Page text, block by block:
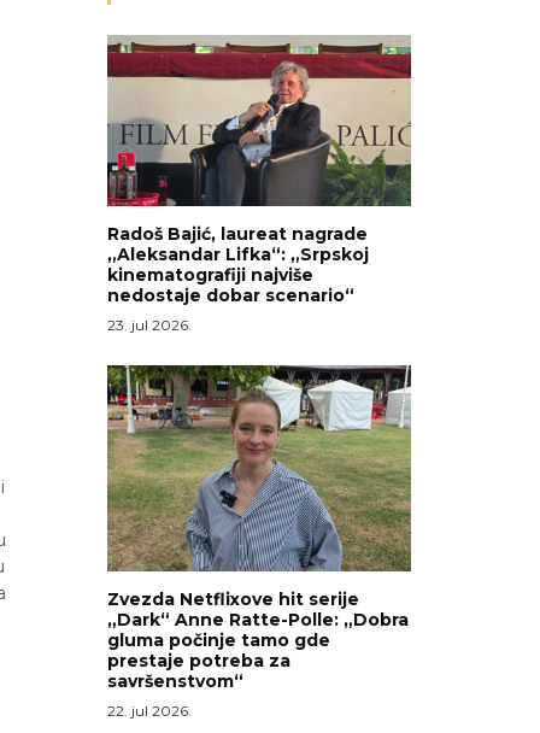
Radoš Bajić, laureat nagrade
„Aleksandar Lifka“: „Srpskoj
kinematografiji najviše
nedostaje dobar scenario“
23. jul 2026.
Zvezda Netflixove hit serije
„Dark“ Anne Ratte-Polle: „Dobra
gluma počinje tamo gde
prestaje potreba za
savršenstvom“
22. jul 2026.